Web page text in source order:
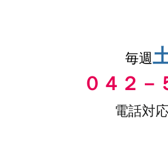
毎週
０４２－
電話対